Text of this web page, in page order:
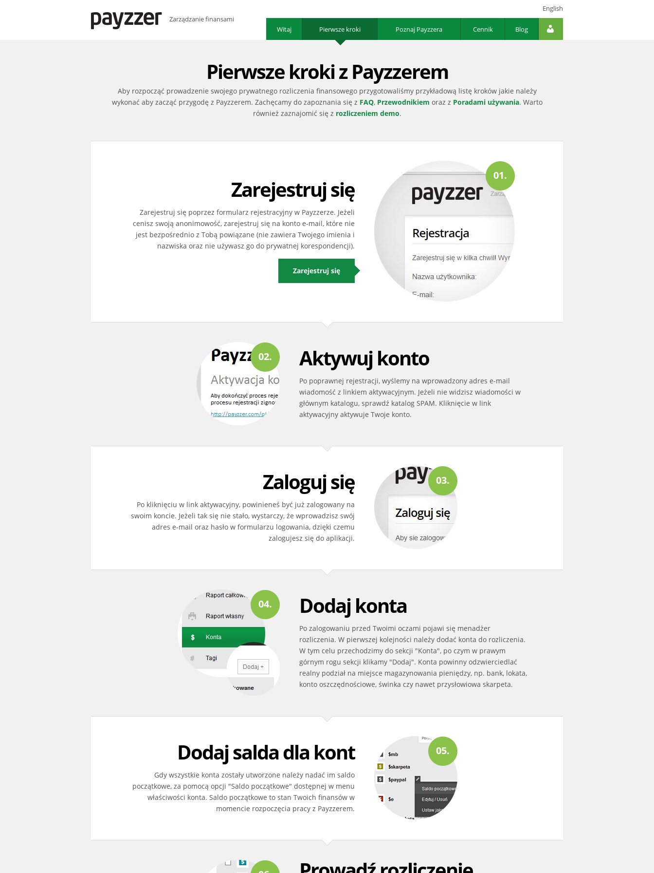
Zarządzanie finansami
English
Witaj Pierwsze kroki Poznaj Payzzera Cennik Blog
Pierwsze kroki z Payzzerem
Aby rozpocząć prowadzenie swojego prywatnego rozliczenia finansowego przygotowaliśmy przykładową listę kroków jakie należy
wykonać aby zacząć przygodę z Payzzerem. Zachęcamy do zapoznania się z FAQ, Przewodnikiem oraz z Poradami używania. Warto
również zaznajomić się z rozliczeniem demo.
Zarejestruj się
Zarejestruj się poprzez formularz rejestracyjny w Payzzerze. Jeżeli
cenisz swoją anonimowość, zarejestruj się na konto e-mail, które nie
jest bezpośrednio z Tobą powiązane (nie zawiera Twojego imienia i
nazwiska oraz nie używasz go do prywatnej korespondencji).
Zarejestruj się
01.
02. Aktywuj konto
Po poprawnej rejestracji, wyślemy na wprowadzony adres e-mail
wiadomość z linkiem aktywacyjnym. Jeżeli nie widzisz wiadomości w
głównym katalogu, sprawdź katalog SPAM. Kliknięcie w link
aktywacyjny aktywuje Twoje konto.
Zaloguj się
Po kliknięciu w link aktywacyjny, powinieneś być już zalogowany na
swoim koncie. Jeżeli tak się nie stało, wystarczy, że wprowadzisz swój
adres e-mail oraz hasło w formularzu logowania, dzięki czemu
zalogujesz się do aplikacji.
03.
04. Dodaj konta
Po zalogowaniu przed Twoimi oczami pojawi się menadżer
rozliczenia. W pierwszej kolejności należy dodać konta do rozliczenia.
W tym celu przechodzimy do sekcji "Konta", po czym w prawym
górnym rogu sekcji klikamy "Dodaj". Konta powinny odzwierciedlać
realny podział na miejsce magazynowania pieniędzy, np. bank, lokata,
konto oszczędnościowe, świnka czy nawet przysłowiowa skarpeta.
Dodaj salda dla kont
Gdy wszystkie konta zostały utworzone należy nadać im saldo
początkowe, za pomocą opcji "Saldo początkowe" dostępnej w menu
właściwości konta. Saldo początkowe to stan Twoich finansów w
momencie rozpoczęcia pracy z Payzzerem.
05.